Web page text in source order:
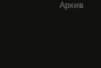
Архив